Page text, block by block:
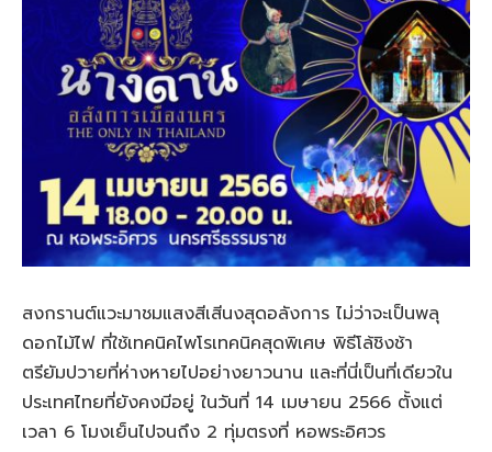
สงกรานต์แวะมาชมแสงสีเสีนงสุดอลังการ ไม่ว่าจะเป็นพลุ
ดอกไม้ไฟ ที่ใช้เทคนิคไพโรเทคนิคสุดพิเศษ พิธีโล้ชิงช้า
ตรียัมปวายที่ห่างหายไปอย่างยาวนาน และที่นี่เป็นที่เดียวใน
ประเทศไทยที่ยังคงมีอยู่ ในวันที่ 14 เมษายน 2566 ตั้งแต่
เวลา 6 โมงเย็นไปจนถึง 2 ทุ่มตรงที่ หอพระอิศวร